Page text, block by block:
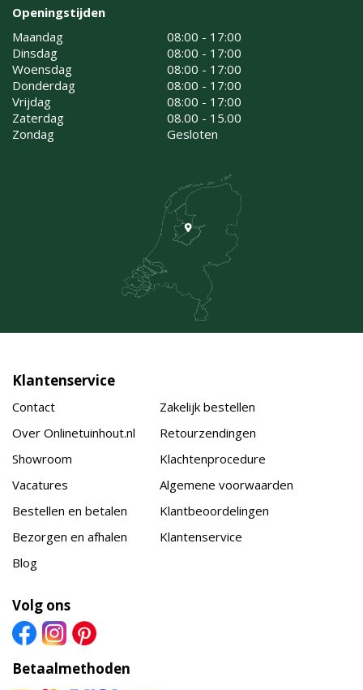
Openingstijden
Maandag
08:00 - 17:00
Dinsdag
08:00 - 17:00
Woensdag
08:00 - 17:00
Donderdag
08:00 - 17:00
Vrijdag
08:00 - 17:00
Zaterdag
08.00 - 15.00
Zondag
Gesloten
Klantenservice
Contact
Over Onlinetuinhout.nl
Showroom
Vacatures
Bestellen en betalen
Bezorgen en afhalen
Blog
Zakelijk bestellen
Retourzendingen
Klachtenprocedure
Algemene voorwaarden
Klantbeoordelingen
Klantenservice
Volg ons
Betaalmethoden